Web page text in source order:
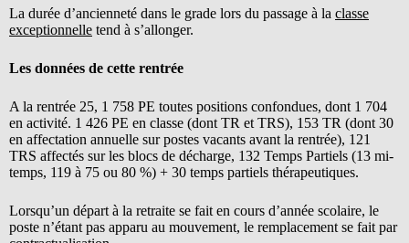
La durée d’ancienneté dans le grade lors du passage à la classe
exceptionnelle tend à s’allonger.
Les données de cette rentrée
A la rentrée 25, 1 758 PE toutes positions confondues, dont 1 704
en activité. 1 426 PE en classe (dont TR et TRS), 153 TR (dont 30
en affectation annuelle sur postes vacants avant la rentrée), 121
TRS affectés sur les blocs de décharge, 132 Temps Partiels (13 mi-
temps, 119 à 75 ou 80 %) + 30 temps partiels thérapeutiques.
Lorsqu’un départ à la retraite se fait en cours d’année scolaire, le
poste n’étant pas apparu au mouvement, le remplacement se fait par